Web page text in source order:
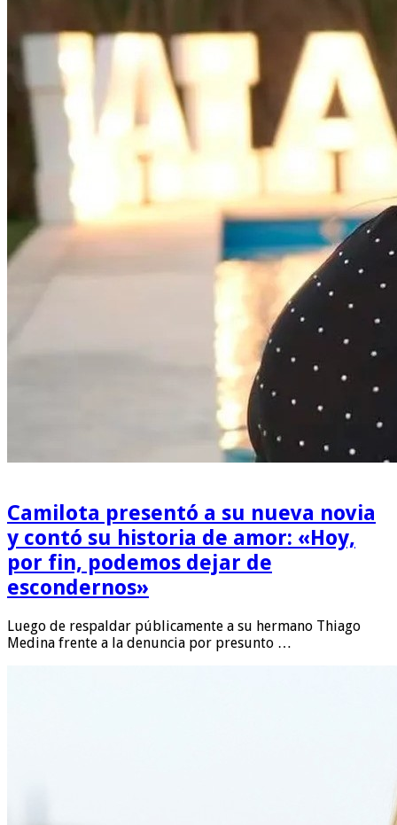
Camilota presentó a su nueva novia
y contó su historia de amor: «Hoy,
por fin, podemos dejar de
escondernos»
Luego de respaldar públicamente a su hermano Thiago
Medina frente a la denuncia por presunto …